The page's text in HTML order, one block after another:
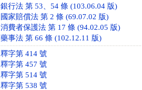
銀行法 第 53、54 條 (103.06.04 版)
國家賠償法 第 2 條 (69.07.02 版)
消費者保護法 第 17 條 (94.02.05 版)
藥事法 第 66 條 (102.12.11 版)
釋字第 414 號
釋字第 457 號
釋字第 514 號
釋字第 538 號